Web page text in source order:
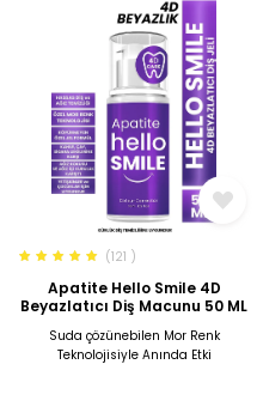
(121 )
Apatite Hello Smile 4D
Beyazlatıcı Diş Macunu 50 ML
Suda çözünebilen Mor Renk
Teknolojisiyle Anında Etki